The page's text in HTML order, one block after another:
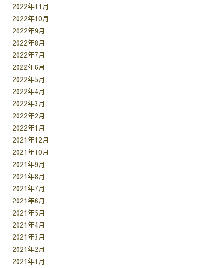
2022年11月
2022年10月
2022年9月
2022年8月
2022年7月
2022年6月
2022年5月
2022年4月
2022年3月
2022年2月
2022年1月
2021年12月
2021年10月
2021年9月
2021年8月
2021年7月
2021年6月
2021年5月
2021年4月
2021年3月
2021年2月
2021年1月